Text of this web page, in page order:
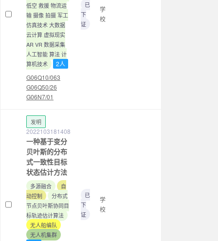
低空 救援 物流运
输 摄像 拍摄 军工
仿真技术 大数据
云计算 虚拟现实
AR VR 数据采集
人工智能 算法 计
算机技术
2人
G06Q10/063
G06Q50/26
G06N7/01
已
下
证
学
校
发明
2022103181408
一种基于变分
贝叶斯的分布
式一致性目标
状态估计方法
多源融合
自
动控制
分布式
节点贝叶斯协同目
标轨迹估计算法
无人船编队
无人机集群
已
下
证
学
校